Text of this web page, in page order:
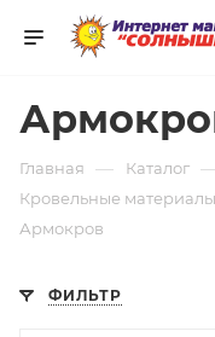
Главная — Каталог
Кровельные материалы
Армокров
ФИЛЬТР